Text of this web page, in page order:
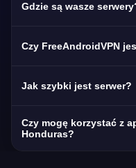
Televicentro, HCH
Gdzie są wasze
prędkością 10 Gb/s
Czy FreeAndroidVPN
braku logów:
Jak szybki jest serwer?
Bardzo szybki, 10
kraju to 35 Mbps –
Czy mogę korzystać z
Honduras?